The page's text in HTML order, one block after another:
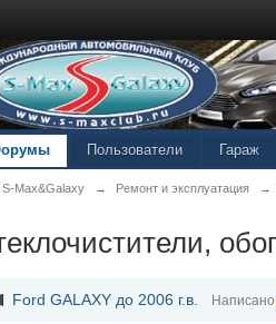
Пользователи Гараж
S-Max&Galaxy → Ремонт и эксплуатация →
Ford GALAXY до 2006 г.в.